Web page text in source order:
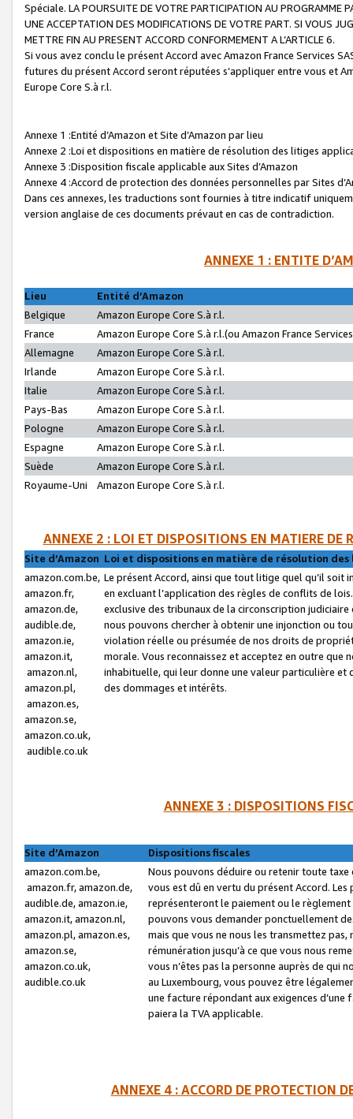
Spéciale. LA POURSUITE DE VOTRE PARTICIPATION AU PROGRAMME
UNE ACCEPTATION DES MODIFICATIONS DE VOTRE PART. SI VOUS
METTRE FIN AU PRESENT ACCORD CONFORMEMENT A L’ARTICLE 6.
Si vous avez conclu le présent Accord avec Amazon France Services
futures du présent Accord seront réputées s’appliquer entre vous et
Europe Core S.à r.l.
Annexe 1 :Entité d’Amazon et Site d’Amazon par lieu
Annexe 2 :Loi et dispositions en matière de résolution des litiges
Annexe 3 :Disposition fiscale applicable aux Sites d’Amazon
Annexe 4 :Accord de protection des données personnelles par Sites
Dans ces annexes, les traductions sont fournies à titre indicatif
version anglaise de ces documents prévaut en cas de contradiction.
ANNEXE 1 : ENTITE
Lieu
Entité d’Amazon
Belgique
Amazon Europe Core S.à r.l.
France
Amazon Europe Core S.à r.l.(ou Amazon France
Allemagne
Amazon Europe Core S.à r.l.
Irlande
Amazon Europe Core S.à r.l.
Italie
Amazon Europe Core S.à r.l.
Pays-Bas
Amazon Europe Core S.à r.l.
Pologne
Amazon Europe Core S.à r.l.
Espagne
Amazon Europe Core S.à r.l.
Suède
Amazon Europe Core S.à r.l.
Royaume-Uni
Amazon Europe Core S.à r.l.
ANNEXE 2 : LOI ET DISPOSITIONS EN MATIERE DE
Site d’Amazon Loi et dispositions en matière de résolution
amazon.com.be,
amazon.fr,
amazon.de,
audible.de,
amazon.ie,
amazon.it,
amazon.nl,
amazon.pl,
amazon.es,
amazon.se,
amazon.co.uk,
audible.co.uk
Le présent Accord, ainsi que tout litige quel qu’il soit
en excluant l’application des règles de conflits de
exclusive des tribunaux de la circonscription
nous pouvons chercher à obtenir une injonction ou
violation réelle ou présumée de nos droits de
morale. Vous reconnaissez et acceptez en outre que
inhabituelle, qui leur donne une valeur particulière
des dommages et intérêts.
ANNEXE 3 : DISPOSITIONS
Site d’Amazon
Dispositions fiscales
amazon.com.be,
amazon.fr, amazon.de,
audible.de, amazon.ie,
amazon.it, amazon.nl,
amazon.pl, amazon.es,
amazon.se,
amazon.co.uk,
audible.co.uk
Nous pouvons déduire ou retenir toute
vous est dû en vertu du présent Accord.
représenteront le paiement ou le
pouvons vous demander ponctuellement
mais que vous ne nous les transmettez
rémunération jusqu’à ce que vous nous
vous n’êtes pas la personne auprès de qui
au Luxembourg, vous pouvez être
une facture répondant aux exigences
paiera la TVA applicable.
ANNEXE 4 : ACCORD DE PROTECTION